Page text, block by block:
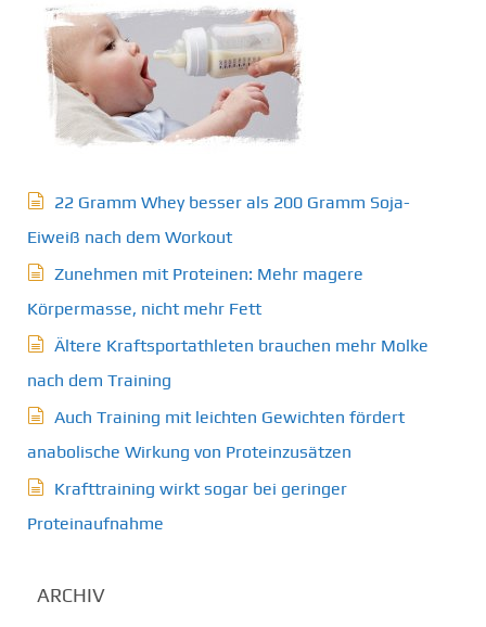
22 Gramm Whey besser als 200 Gramm Soja-
Eiweiß nach dem Workout
Zunehmen mit Proteinen: Mehr magere
Körpermasse, nicht mehr Fett
Ältere Kraftsportathleten brauchen mehr Molke
nach dem Training
Auch Training mit leichten Gewichten fördert
anabolische Wirkung von Proteinzusätzen
Krafttraining wirkt sogar bei geringer
Proteinaufnahme
ARCHIV